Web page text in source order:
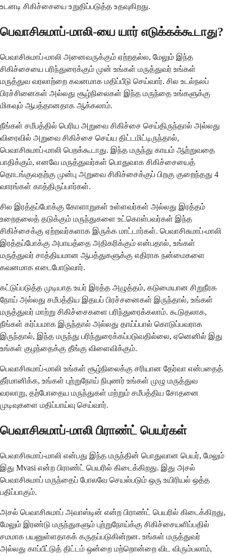
உடனடி சிகிச்சையை உறுதிப்படுத்த உதவுகிறது.
பெவாசிசுமாப்-மாலி-யை யார் எடுக்கக்கூடாது?
பெவாசிசுமாப்-மாலி அனைவருக்கும் ஏற்றதல்ல, மேலும் இந்த
சிகிச்சையை பரிந்துரைக்கும் முன் உங்கள் மருத்துவர் உங்கள்
மருத்துவ வரலாற்றை கவனமாக மதிப்பீடு செய்வார். சில உடல்நலப்
பிரச்சினைகள் அல்லது சூழ்நிலைகள் இந்த மருந்தை உங்களுக்கு
மிகவும் ஆபத்தானதாக ஆக்கலாம்.
நீங்கள் சமீபத்தில் பெரிய அறுவை சிகிச்சை செய்திருந்தால் அல்லது
விரைவில் அறுவை சிகிச்சை செய்ய திட்டமிட்டிருந்தால்,
பெவாசிசுமாப்-மாலி பெறக்கூடாது. இந்த மருந்து காயம் ஆற்றுவதை
பாதிக்கும், எனவே மருத்துவர்கள் பொதுவாக சிகிச்சையைத்
தொடங்குவதற்கு முன்பு அறுவை சிகிச்சைக்குப் பிறகு குறைந்தது 4
வாரங்கள் காத்திருப்பார்கள்.
சில இரத்தப்போக்கு கோளாறுகள் உள்ளவர்கள் அல்லது இரத்தம்
உறைதலைத் தடுக்கும் மருந்துகளை உட்கொள்பவர்கள் இந்த
சிகிச்சைக்கு ஏற்றவர்களாக இருக்க மாட்டார்கள். பெவாசிசுமாப்-மாலி
இரத்தப்போக்கு அபாயத்தை அதிகரிக்கும் என்பதால், உங்கள்
மருத்துவர் சாத்தியமான ஆபத்துகளுக்கு எதிராக நன்மைகளை
கவனமாக எடைபோடுவார்.
கட்டுப்படுத்த முடியாத உயர் இரத்த அழுத்தம், கடுமையான சிறுநீரக
நோய் அல்லது சமீபத்திய இதயப் பிரச்சனைகள் இருந்தால், உங்கள்
மருத்துவர் மாற்று சிகிச்சைகளை பரிந்துரைக்கலாம். கூடுதலாக,
நீங்கள் கர்ப்பமாக இருந்தால் அல்லது தாய்ப்பால் கொடுப்பவராக
இருந்தால், இந்த மருந்து பரிந்துரைக்கப்படுவதில்லை, ஏனெனில் இது
உங்கள் குழந்தைக்கு தீங்கு விளைவிக்கும்.
பெவாசிசுமாப்-மாலி உங்கள் சூழ்நிலைக்கு சரியான தேர்வா என்பதைத்
தீர்மானிக்க, உங்கள் புற்றுநோய் நிபுணர் உங்கள் முழு மருத்துவ
வரலாறு, தற்போதைய மருந்துகள் மற்றும் சமீபத்திய சோதனை
முடிவுகளை மதிப்பாய்வு செய்வார்.
பெவாசிசுமாப்-மாலி பிராண்ட் பெயர்கள்
பெவாசிசுமாப்-மாலி என்பது இந்த மருந்தின் பொதுவான பெயர், மேலும்
இது Mvasi என்ற பிராண்ட் பெயரில் கிடைக்கிறது. இது அசல்
பெவாசிசுமாப் மருந்தைப் போலவே செயல்படும் ஒரு உயிரியல் ஒத்த
பதிப்பாகும்.
அசல் பெவாசிசுமாப் அவாஸ்டின் என்ற பிராண்ட் பெயரில் கிடைக்கிறது,
மேலும் இரண்டு மருந்துகளும் புற்றுநோய்க்கு சிகிச்சையளிப்பதில்
சமமாக பயனுள்ளதாகக் கருதப்படுகின்றன. உங்கள் மருத்துவர்
அல்லது காப்பீட்டுத் திட்டம் ஒன்றை மற்றொன்றை விட விரும்பலாம்,